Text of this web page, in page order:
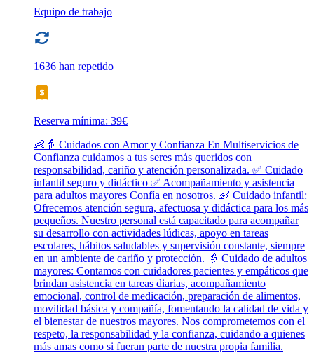
Equipo de trabajo
1636 han repetido
Reserva mínima: 39€
👶👵 Cuidados con Amor y Confianza En Multiservicios de
Confianza cuidamos a tus seres más queridos con
responsabilidad, cariño y atención personalizada. ✅ Cuidado
infantil seguro y didáctico ✅ Acompañamiento y asistencia
para adultos mayores Confía en nosotros. 👶 Cuidado infantil:
Ofrecemos atención segura, afectuosa y didáctica para los más
pequeños. Nuestro personal está capacitado para acompañar
su desarrollo con actividades lúdicas, apoyo en tareas
escolares, hábitos saludables y supervisión constante, siempre
en un ambiente de cariño y protección. 👵 Cuidado de adultos
mayores: Contamos con cuidadores pacientes y empáticos que
brindan asistencia en tareas diarias, acompañamiento
emocional, control de medicación, preparación de alimentos,
movilidad básica y compañía, fomentando la calidad de vida y
el bienestar de nuestros mayores. Nos comprometemos con el
respeto, la responsabilidad y la confianza, cuidando a quienes
más amas como si fueran parte de nuestra propia familia.